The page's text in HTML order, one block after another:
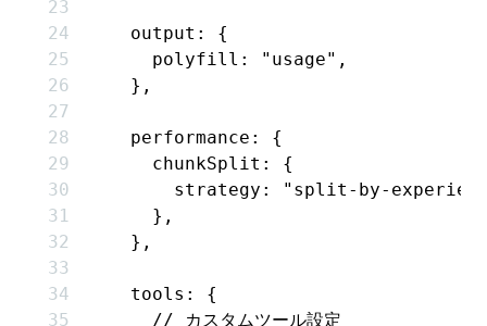
    output
:
{
      polyfill
: "usage" ,
    }
,
    performance
:
{
      chunkSplit
:
{
        strategy
:
"split-by-
      }
,
    }
,
    tools
:
{
      // カスタムツール設定